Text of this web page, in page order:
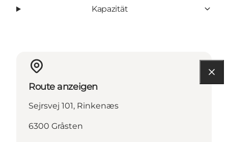
Kapazität
Route anzeigen
Sejrsvej 101, Rinkenæs
6300 Gråsten